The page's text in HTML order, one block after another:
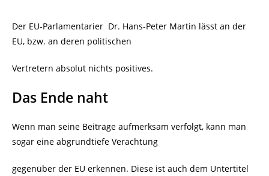
Der EU-Parlamentarier Dr. Hans-Peter Martin lässt an der
EU, bzw. an deren politischen
Vertretern absolut nichts positives.
Das Ende naht
Wenn man seine Beiträge aufmerksam verfolgt, kann man
sogar eine abgrundtiefe Verachtung
gegenüber der EU erkennen. Diese ist auch dem Untertitel